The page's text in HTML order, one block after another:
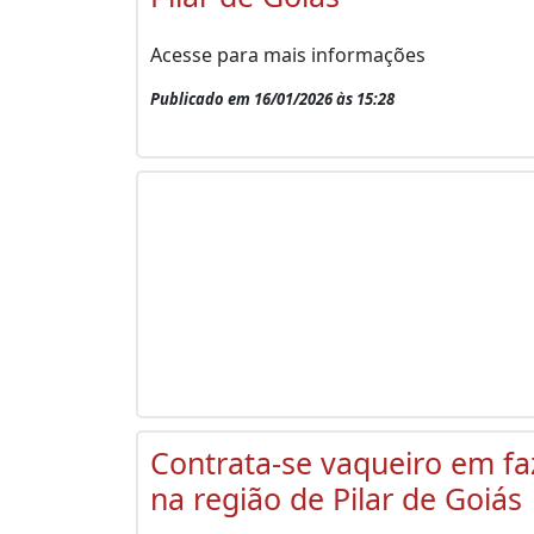
Acesse para mais informações
Publicado em 16/01/2026 às 15:28
Contrata-se vaqueiro em
na região de Pilar de Goiás